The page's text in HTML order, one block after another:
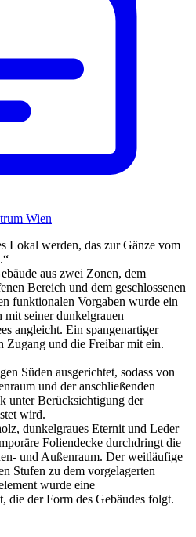
Wien
Lokal werden, das zur Gänze vom
aus zwei Zonen, dem
Bereich und dem geschlossenen
funktionalen Vorgaben wurde ein
seiner dunkelgrauen
angleicht. Ein spangenartiger
Zugang und die Freibar mit ein.
Süden ausgerichtet, sodass von
und der anschließenden
unter Berücksichtigung der
wird.
dunkelgraues Eternit und Leder
Foliendecke durchdringt die
und Außenraum. Der weitläufige
Stufen zu dem vorgelagerten
wurde eine
die der Form des Gebäudes folgt.